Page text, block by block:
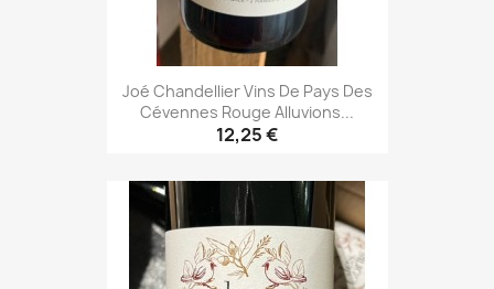
Joé Chandellier Vins De Pays Des
Cévennes Rouge Alluvions...
12,25 €